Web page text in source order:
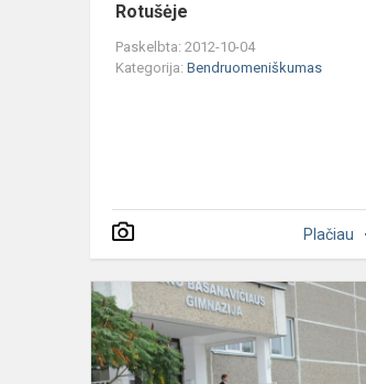
Rotušėje
Paskelbta: 2012-10-04
Kategorija: Bendruomeniškumas
Plačiau